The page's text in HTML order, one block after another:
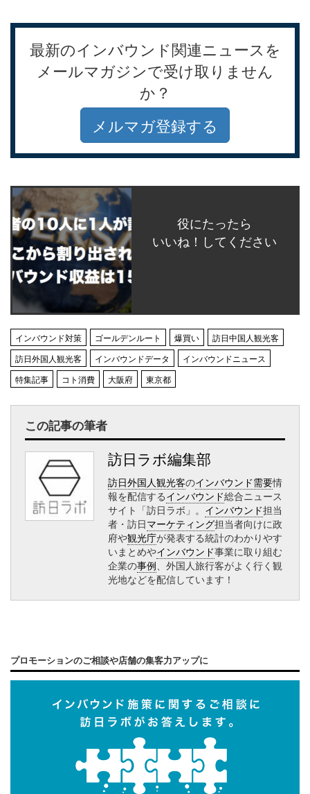
最新のインバウンド関連ニュースを
メールマガジンで受け取りません
か？
メルマガ登録する
役にたったら
いいね！してください
インバウンド対策 ゴールデンルート 爆買い
訪日中国人観光客
訪日外国人観光客
インバウンドデータ
インバウンドニュース
特集記事
コト消費 大阪府 東京都
この記事の筆者
訪日ラボ編集部
訪日外国人観光客のインバウンド需要情
報を配信するインバウンド総合ニュース
サイト「訪日ラボ」。 インバウンド担当
者・訪日マーケティング担当者向けに政
府や観光庁が発表する統計のわかりやす
いまとめやインバウンド事業に取り組む
企業の事例 、外国人旅行客がよく行く観
光地などを配信しています！
プロモーションのご相談や店舗の集客力アップに